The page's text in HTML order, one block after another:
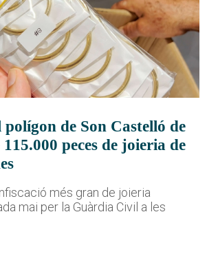
de Son Castelló de
peces de joieria de
més gran de joieria
mai per la Guàrdia Civil a les